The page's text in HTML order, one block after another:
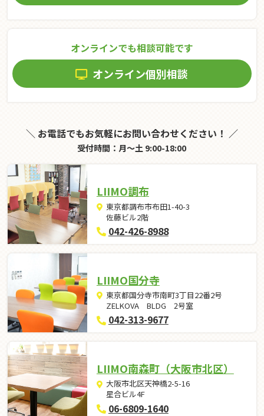
オンラインでも相談可能です
オンライン個別相談
＼ お電話でもお気軽にお問い合わせください！ ／
受付時間：月～土 9:00-18:00
LIIMO調布
東京都調布市布田1-40-3
佐藤ビル2階
042-426-8988
LIIMO国分寺
東京都国分寺市南町3丁目22番2号
ZELKOVA BLDG 2号室
042-313-9677
LIIMO南森町（大阪市北区）
大阪市北区天神橋2-5-16
星合ビル4F
06-6809-1640